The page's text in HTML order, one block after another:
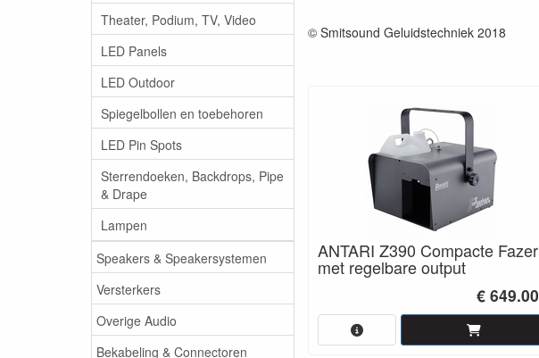
Theater, Podium, TV, Video
LED Panels
LED Outdoor
Spiegelbollen en toebehoren
LED Pin Spots
Sterrendoeken, Backdrops, Pipe
& Drape
Lampen
Speakers & Speakersystemen
Versterkers
Overige Audio
Bekabeling & Connectoren
© Smitsound Geluidstechniek 2018
ANTARI Z390 Compacte Fazer
met regelbare output
€ 649.00